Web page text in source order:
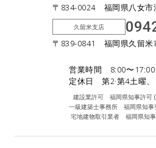
〒834-0024 福岡県八女市
久留米支店
〒839-0841 福岡県久留米
営業時間 8:00〜17:00
定休日 第2·第4土曜、
建設業許可 福岡県知事許可
一級建築士事務所 福岡県知事
宅地建物取引業者 福岡県知